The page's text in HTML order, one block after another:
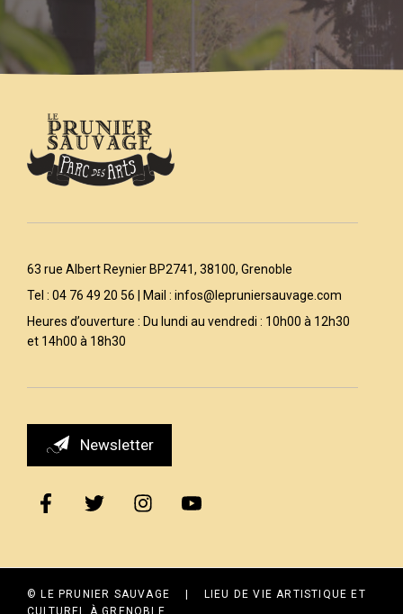
63 rue Albert Reynier BP2741, 38100, Grenoble
Tel : 04 76 49 20 56 | Mail : infos@lepruniersauvage.com
Heures d’ouverture : Du lundi au vendredi : 10h00 à 12h30
et 14h00 à 18h30
Newsletter
© LE PRUNIER SAUVAGE | LIEU DE VIE ARTISTIQUE ET